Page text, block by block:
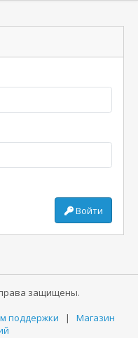
Войти
защищены.
поддержки | Магазин